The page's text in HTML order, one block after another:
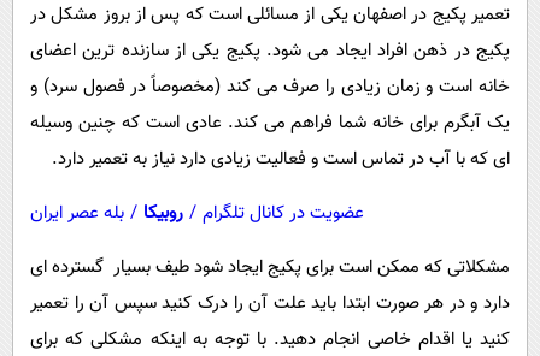
تعمیر پکیج در اصفهان یکی از مسائلی است که پس از بروز مشکل در
پکیج در ذهن افراد ایجاد می شود. پکیج یکی از سازنده ترین اعضای
خانه است و زمان زیادی را صرف می کند (مخصوصاً در فصول سرد) و
یک آبگرم برای خانه شما فراهم می کند. عادی است که چنین وسیله
ای که با آب در تماس است و فعالیت زیادی دارد نیاز به تعمیر دارد.
عضویت در کانال تلگرام / روبیکا / بله عصر ایران
مشکلاتی که ممکن است برای پکیج ایجاد شود طیف بسیار گسترده ای
دارد و در هر صورت ابتدا باید علت آن را درک کنید سپس آن را تعمیر
کنید یا اقدام خاصی انجام دهید. با توجه به اینکه مشکلی که برای